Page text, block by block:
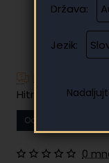
Država:
Jezik:
Hitro in
Od
0